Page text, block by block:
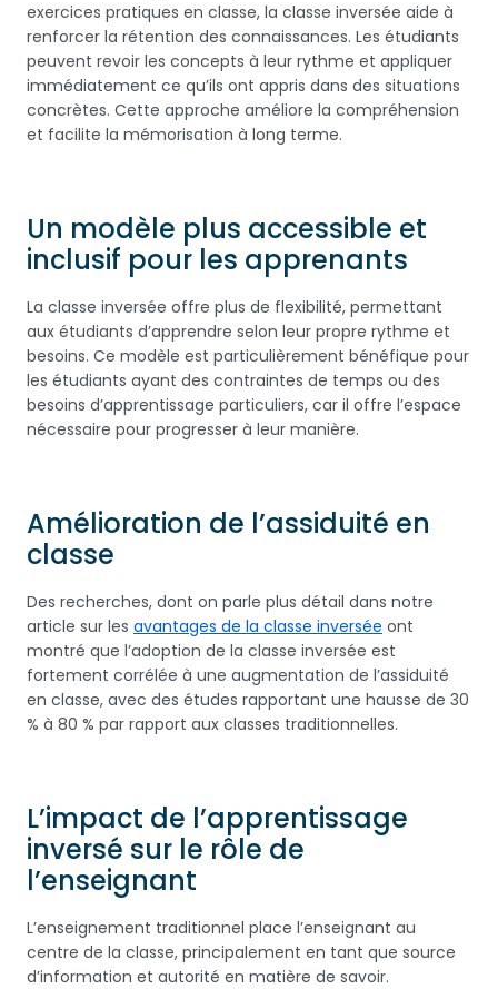
exercices pratiques en classe, la classe inversée aide à
renforcer la rétention des connaissances. Les étudiants
peuvent revoir les concepts à leur rythme et appliquer
immédiatement ce qu’ils ont appris dans des situations
concrètes. Cette approche améliore la compréhension
et facilite la mémorisation à long terme.
Un modèle plus accessible et
inclusif pour les apprenants
La classe inversée offre plus de flexibilité, permettant
aux étudiants d’apprendre selon leur propre rythme et
besoins. Ce modèle est particulièrement bénéfique pour
les étudiants ayant des contraintes de temps ou des
besoins d’apprentissage particuliers, car il offre l’espace
nécessaire pour progresser à leur manière.
Amélioration de l’assiduité en
classe
Des recherches, dont on parle plus détail dans notre
article sur les avantages de la classe inversée ont
montré que l’adoption de la classe inversée est
fortement corrélée à une augmentation de l’assiduité
en classe, avec des études rapportant une hausse de 30
% à 80 % par rapport aux classes traditionnelles.
L’impact de l’apprentissage
inversé sur le rôle de
l’enseignant
L’enseignement traditionnel place l’enseignant au
centre de la classe, principalement en tant que source
d’information et autorité en matière de savoir.